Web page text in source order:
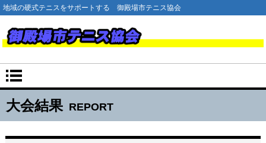
地域の硬式テニスをサポートする 御殿場市テニス協会
大会結果 REPORT